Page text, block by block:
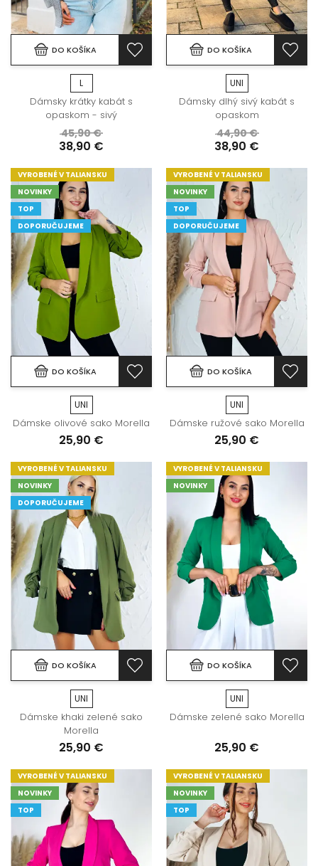
DO KOŠÍKA
L
Dámsky krátky kabát s
opaskom - sivý
45,90 €
38,90 €
DO KOŠÍKA
UNI
Dámsky dlhý sivý kabát s
opaskom
44,90 €
38,90 €
VYROBENÉ V TALIANSKU
NOVINKY
TOP
DOPORUČUJEME
DO KOŠÍKA
UNI
Dámske olivové sako Morella
25,90 €
VYROBENÉ V TALIANSKU
NOVINKY
TOP
DOPORUČUJEME
DO KOŠÍKA
UNI
Dámske ružové sako Morella
25,90 €
VYROBENÉ V TALIANSKU
NOVINKY
DOPORUČUJEME
DO KOŠÍKA
UNI
Dámske khaki zelené sako
Morella
25,90 €
VYROBENÉ V TALIANSKU
NOVINKY
DO KOŠÍKA
UNI
Dámske zelené sako Morella
25,90 €
VYROBENÉ V TALIANSKU
NOVINKY
TOP
VYROBENÉ V TALIANSKU
NOVINKY
TOP